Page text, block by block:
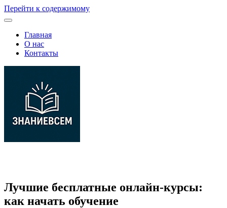
Перейти к содержимому
Главная
О нас
Контакты
Лучшие бесплатные онлайн-курсы:
как начать обучение